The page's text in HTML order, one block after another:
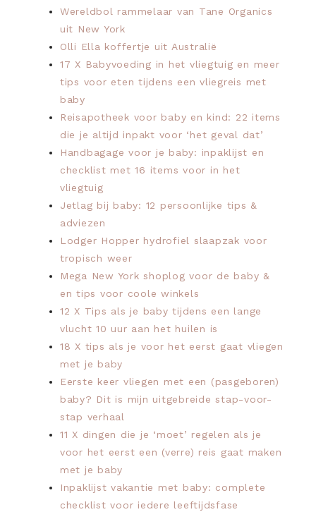
Wereldbol rammelaar van Tane Organics
uit New York
Olli Ella koffertje uit Australië
17 X Babyvoeding in het vliegtuig en meer
tips voor eten tijdens een vliegreis met
baby
Reisapotheek voor baby en kind: 22 items
die je altijd inpakt voor ‘het geval dat’
Handbagage voor je baby: inpaklijst en
checklist met 16 items voor in het
vliegtuig
Jetlag bij baby: 12 persoonlijke tips &
adviezen
Lodger Hopper hydrofiel slaapzak voor
tropisch weer
Mega New York shoplog voor de baby &
en tips voor coole winkels
12 X Tips als je baby tijdens een lange
vlucht 10 uur aan het huilen is
18 X tips als je voor het eerst gaat vliegen
met je baby
Eerste keer vliegen met een (pasgeboren)
baby? Dit is mijn uitgebreide stap-voor-
stap verhaal
11 X dingen die je ‘moet’ regelen als je
voor het eerst een (verre) reis gaat maken
met je baby
Inpaklijst vakantie met baby: complete
checklist voor iedere leeftijdsfase